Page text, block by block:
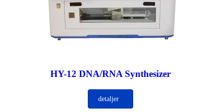
HY-12 DNA/RNA Synthesizer
detaljer